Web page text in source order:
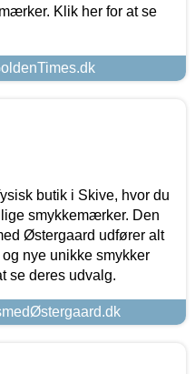
Klik her for at se
butik i Skive, hvor du
smykkemærker. Den
Østergaard udfører alt
nye unikke smykker
se deres udvalg.